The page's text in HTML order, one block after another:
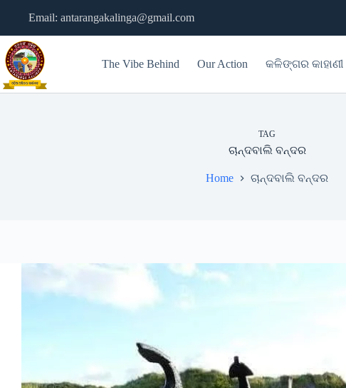
Email: antarangakalinga@gmail.com
The Vibe Behind Our Action କଳିଙ୍ଗର କାହାଣୀ
TAG
ଚାନ୍ଦବାଲି ବନ୍ଦର
Home ଚାନ୍ଦବାଲି ବନ୍ଦର